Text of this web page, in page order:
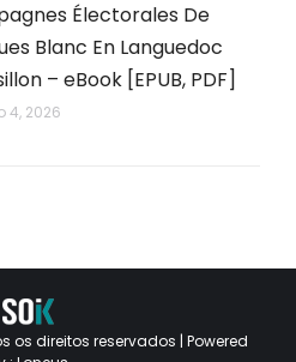
Électorales De
Blanc En Languedoc
– eBook [EPUB, PDF]
4, 2026
os direitos reservados | Powered